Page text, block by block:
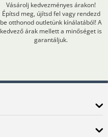
Vásárolj kedvezményes árakon!
Építsd meg, újítsd fel vagy rendezd
be otthonod outletünk kínálatából! A
kedvező árak mellett a minőséget is
garantáljuk.